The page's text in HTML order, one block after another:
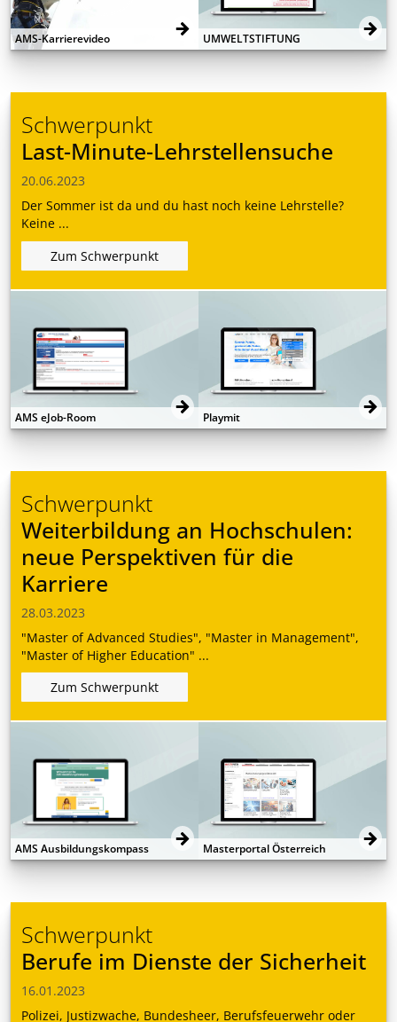
AMS-Karrierevideo UMWELTSTIFTUNG
Schwerpunkt
Last-Minute-Lehrstellensuche
20.06.2023
Der Sommer ist da und du hast noch keine Lehrstelle?
Keine ...
Zum Schwerpunkt
AMS eJob-Room Playmit
Schwerpunkt
Weiterbildung an Hochschulen:
neue Perspektiven für die
Karriere
28.03.2023
"Master of Advanced Studies", "Master in Management",
"Master of Higher Education" ...
Zum Schwerpunkt
AMS Ausbildungskompass Masterportal Österreich
Schwerpunkt
Berufe im Dienste der Sicherheit
16.01.2023
Polizei, Justizwache, Bundesheer, Berufsfeuerwehr oder